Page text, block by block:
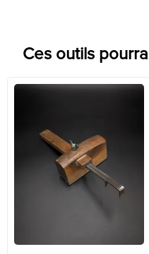
Ces outils